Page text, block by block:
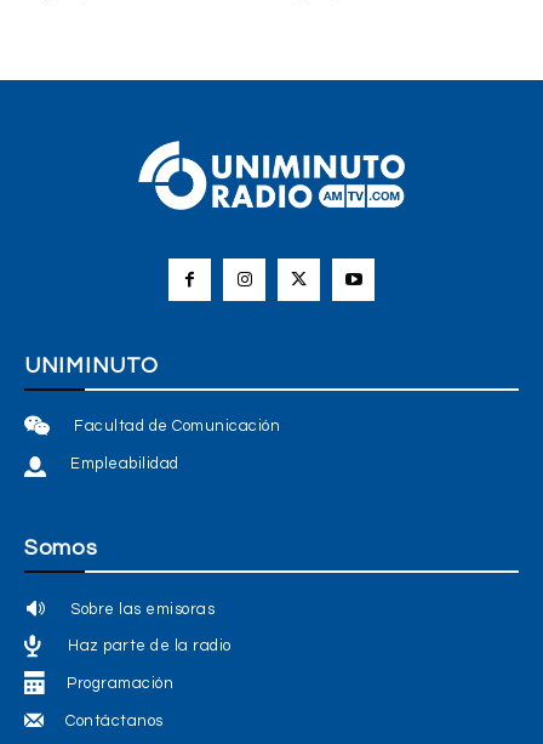
UNIMINUTO
Facultad de Comunicación
Empleabilidad
Somos
Sobre las emisoras
Haz parte de la radio
Programación
Contáctanos